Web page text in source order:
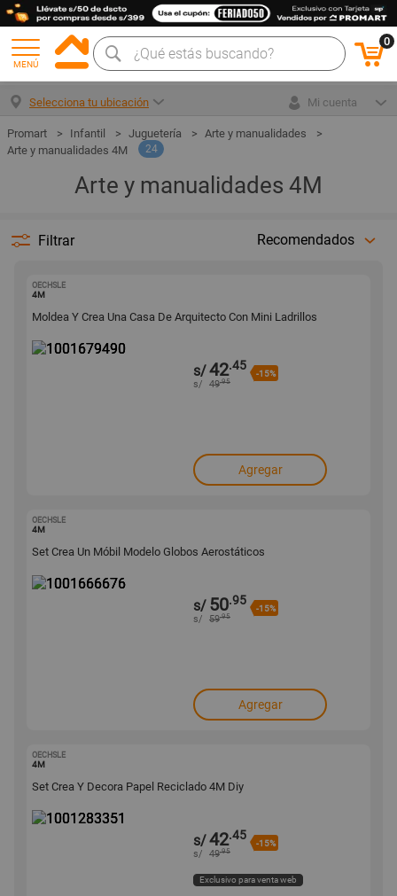
MENÚ
0
Selecciona tu ubicación Mi cuenta
Infantil Juguetería
Arte y manualidades
Arte y manualidades 4M
24
Arte y manualidades 4M
Filtrar Recomendados
OECHSLE
4M
Moldea Y Crea Una Casa De Arquitecto Con Mini Ladrillos
s/42.45
-15%
s/ 49.95
Agregar
OECHSLE
4M
Set Crea Un Móbil Modelo Globos Aerostáticos
s/ 50.95
-15%
s/ 59.95
Agregar
OECHSLE
4M
Set Crea Y Decora Papel Reciclado 4M Diy
s/42.45
-15%
s/ 49.95
Exclusivo para venta web